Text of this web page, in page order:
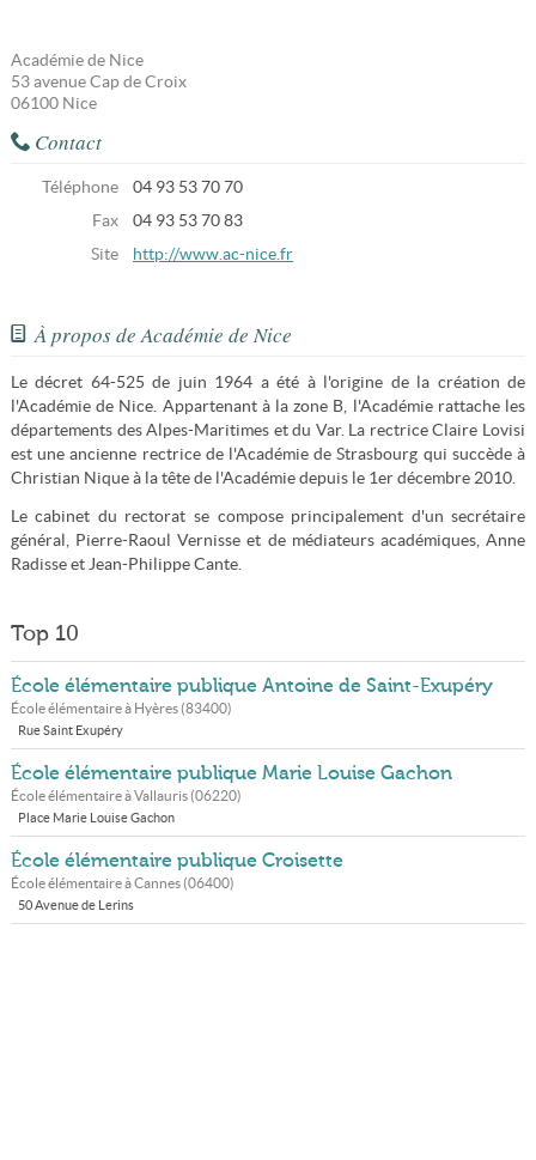
Académie de Nice
53 avenue Cap de Croix
06100 Nice
Contact
Téléphone
04 93 53 70 70
Fax
04 93 53 70 83
Site
http://www.ac-nice.fr
À propos de Académie de Nice
Le décret 64-525 de juin 1964 a été à l'origine de la création de
l'Académie de Nice. Appartenant à la zone B, l'Académie rattache les
départements des Alpes-Maritimes et du Var. La rectrice Claire Lovisi
est une ancienne rectrice de l'Académie de Strasbourg qui succède à
Christian Nique à la tête de l'Académie depuis le 1er décembre 2010.
Le cabinet du rectorat se compose principalement d'un secrétaire
général, Pierre-Raoul Vernisse et de médiateurs académiques, Anne
Radisse et Jean-Philippe Cante.
Top 10
École élémentaire publique Antoine de Saint-Exupéry
École élémentaire à Hyères(83400)
Rue Saint Exupéry
École élémentaire publique Marie Louise Gachon
École élémentaire àVallauris(06220)
Place Marie Louise Gachon
École élémentaire publique Croisette
École élémentaire àCannes(06400)
50 Avenue de Lerins